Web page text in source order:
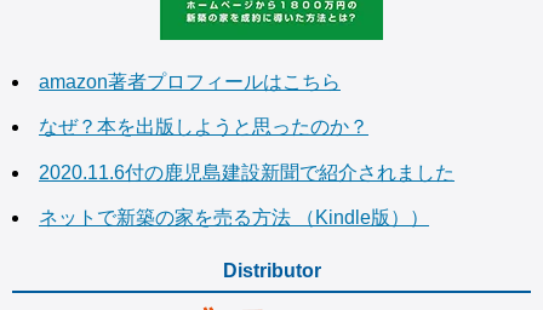
amazon著者プロフィールはこちら
なぜ？本を出版しようと思ったのか？
2020.11.6付の鹿児島建設新聞で紹介されました
ネットで新築の家を売る方法 （Kindle版））
Distributor